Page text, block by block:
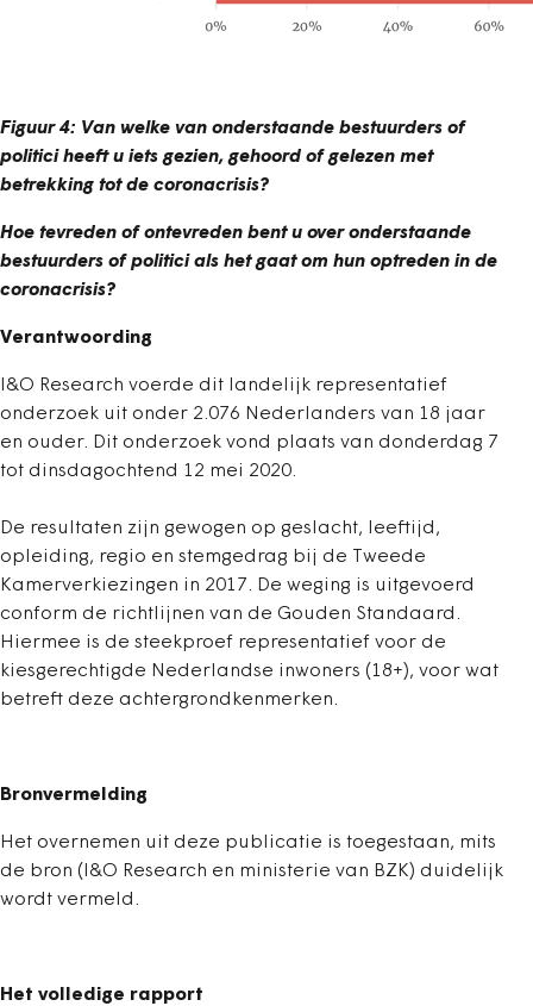
Figuur 4: Van welke van onderstaande bestuurders of
politici heeft u iets gezien, gehoord of gelezen met
betrekking tot de coronacrisis?
Hoe tevreden of ontevreden bent u over onderstaande
bestuurders of politici als het gaat om hun optreden in de
coronacrisis?
Verantwoording
I&O Research voerde dit landelijk representatief
onderzoek uit onder 2.076 Nederlanders van 18 jaar
en ouder. Dit onderzoek vond plaats van donderdag 7
tot dinsdagochtend 12 mei 2020.
De resultaten zijn gewogen op geslacht, leeftijd,
opleiding, regio en stemgedrag bij de Tweede
Kamerverkiezingen in 2017. De weging is uitgevoerd
conform de richtlijnen van de Gouden Standaard.
Hiermee is de steekproef representatief voor de
kiesgerechtigde Nederlandse inwoners (18+), voor wat
betreft deze achtergrondkenmerken.
Bronvermelding
Het overnemen uit deze publicatie is toegestaan, mits
de bron (I&O Research en ministerie van BZK) duidelijk
wordt vermeld.
Het volledige rapport